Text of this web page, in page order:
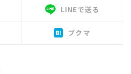
LINEで送る
ブクマ